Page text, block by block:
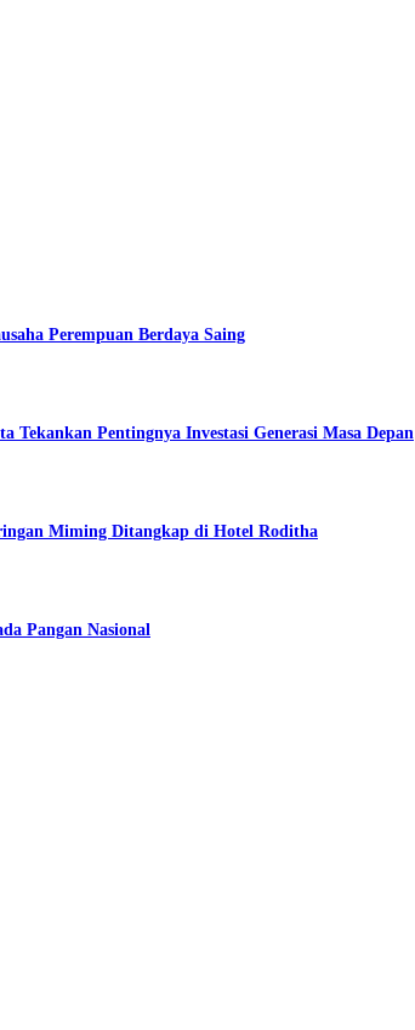
Perempuan Berdaya Saing
Pentingnya Investasi Generasi Masa Depan
Miming Ditangkap di Hotel Roditha
Pangan Nasional